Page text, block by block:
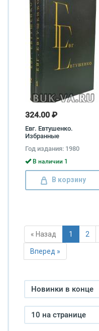
324.00 ₽
Евг. Евтушенко.
Избранные
(комплект) Евгений
Евтушенко
Год издания: 1980
В наличии 1
В корзину
« Назад 1 2
Вперед »
Новинки в конце
10 на странице